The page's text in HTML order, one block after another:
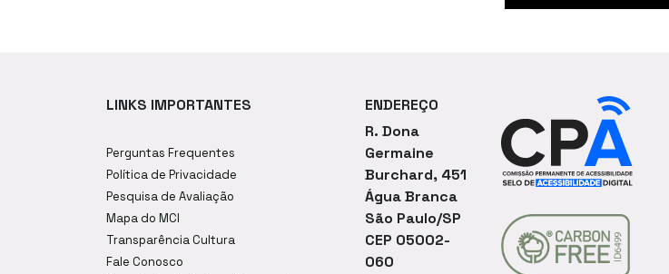
LINKS IMPORTANTES
Perguntas Frequentes
Política de Privacidade
Pesquisa de Avaliação
Mapa do MCI
Transparência Cultura
Fale Conosco
ENDEREÇO
R. Dona
Germaine
Burchard, 451
Água Branca
São Paulo/SP
CEP 05002-
060